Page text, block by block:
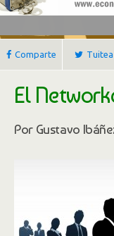
Comparte Tuitea
El
Por Gustavo